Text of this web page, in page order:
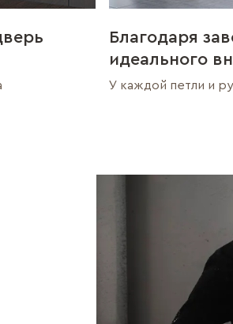
Благодаря
идеального
У каждой петли и